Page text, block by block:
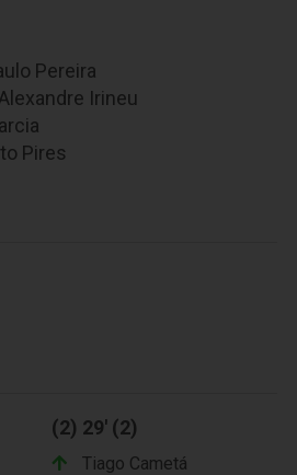
Pereira
Alexandre Irineu
Pires
(2) 29' (2)
Tiago Cametá